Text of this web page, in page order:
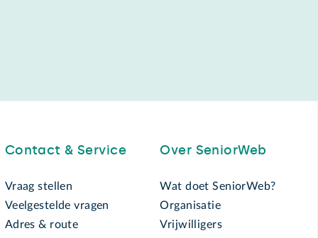
Contact & Service
Vraag stellen
Veelgestelde vragen
Adres & route
Over SeniorWeb
Wat doet SeniorWeb?
Organisatie
Vrijwilligers